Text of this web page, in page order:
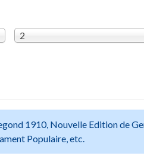
2
1910, Nouvelle Edition de
Populaire, etc.